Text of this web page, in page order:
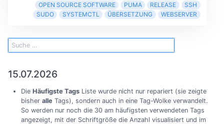
OPEN SOURCE SOFTWARE
PUMA RELEASE
SSH
SUDO
SYSTEMCTL ÜBERSETZUNG WEBSERVER
15.07.2026
Die Häufigste TagsListe wurde nicht nur repariert (sie zeigte
bisher alleTags), sondern auch in eine Tag-Wolke verwandelt.
So werden nur noch die 30 am häufigsten verwendeten Tags
angezeigt, mit der Schriftgröße die Anzahl visualisiert und im